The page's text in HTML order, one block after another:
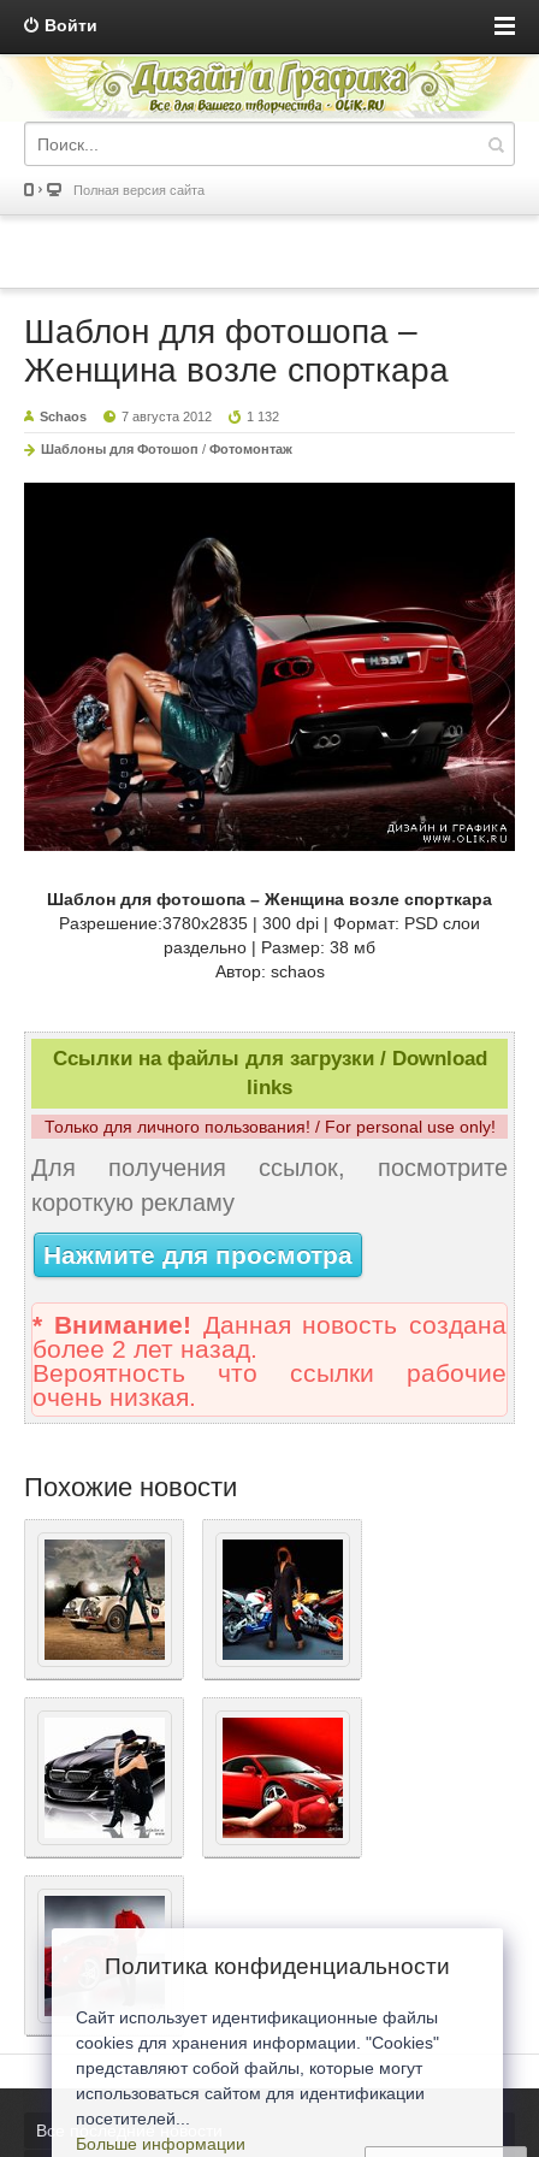
Войти
Полная версия сайта
Шаблон для фотошопа –
Женщина возле спорткара
Schaos 7 августа 2012 1 132
Шаблоны для Фотошоп / Фотомонтаж
Шаблон для фотошопа – Женщина возле спорткара
Разрешение:3780х2835 | 300 dpi | Формат: PSD слои
раздельно | Размер: 38 мб
Автор: schaos
Ссылки на файлы для загрузки / Download
links
Только для личного пользования! / For personal use only!
Для получения ссылок, посмотрите
короткую рекламу
Нажмите для просмотра
* Внимание! Данная новость создана
более 2 лет назад.
Вероятность что ссылки рабочие
очень низкая.
Похожие новости
Все последние новости
Политика конфиденциальности
Сайт использует идентификационные файлы
cookies для хранения информации. "Cookies"
представляют собой файлы, которые могут
использоваться сайтом для идентификации
посетителей...
Больше информации